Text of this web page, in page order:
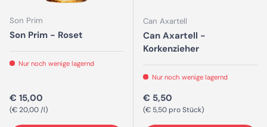
Son Prim
Son Prim - Roset
Nur noch wenige lagernd
Normaler Preis
€ 15,00
Grundpreis
€ 20,00 /l
Can Axartell
Can Axartell -
Korkenzieher
Nur noch wenige lagernd
Normaler Preis
€ 5,50
Grundpreis
€ 5,50 pro Stück